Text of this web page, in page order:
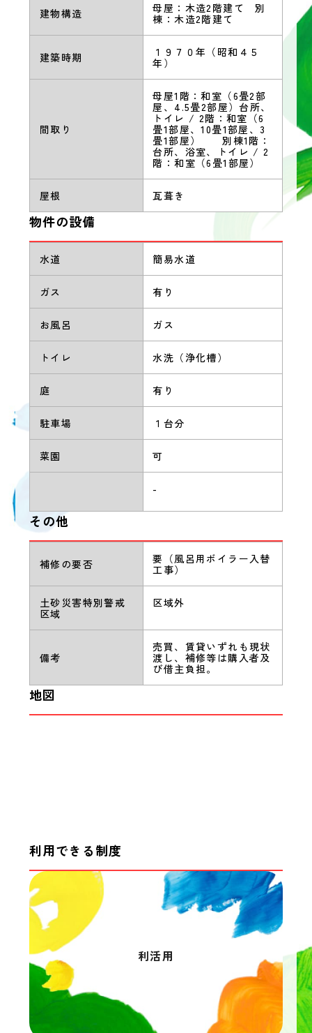
建物構造
母屋：木造2階建て 別
棟：木造2階建て
建築時期
１９７０年（昭和４５
年）
間取り
母屋1階：和室（6畳2部
屋、4.5畳2部屋）台所、
トイレ / 2階：和室（6
畳1部屋、10畳1部屋、3
畳1部屋） 別棟1階：
台所、浴室、トイレ / 2
階：和室（6畳1部屋）
屋根 瓦葺き
物件の設備
水道 簡易水道
ガス 有り
お風呂 ガス
トイレ 水洗（浄化槽）
庭 有り
駐車場 １台分
菜園 可
-
その他
補修の要否
要（風呂用ボイラー入替
工事）
土砂災害特別警戒
区域
区域外
備考
売買、賃貸いずれも現状
渡し、補修等は購入者及
び借主負担。
地図
利用できる制度
利活用